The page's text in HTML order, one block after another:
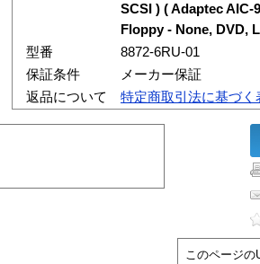
SCSI ) ( Adaptec AIC-
Floppy - None, DVD,
型番
8872-6RU-01
保証条件
メーカー保証
返品について
特定商取引法に基づく
このページの